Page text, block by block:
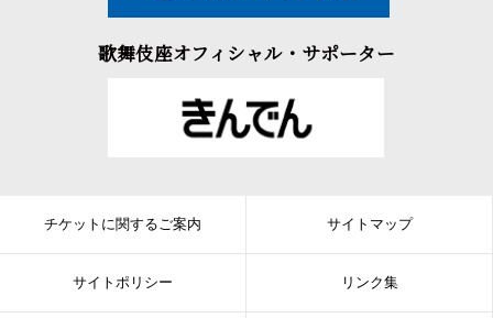
歌舞伎座オフィシャル・サポーター
チケットに関するご案内 サイトマップ
サイトポリシー リンク集